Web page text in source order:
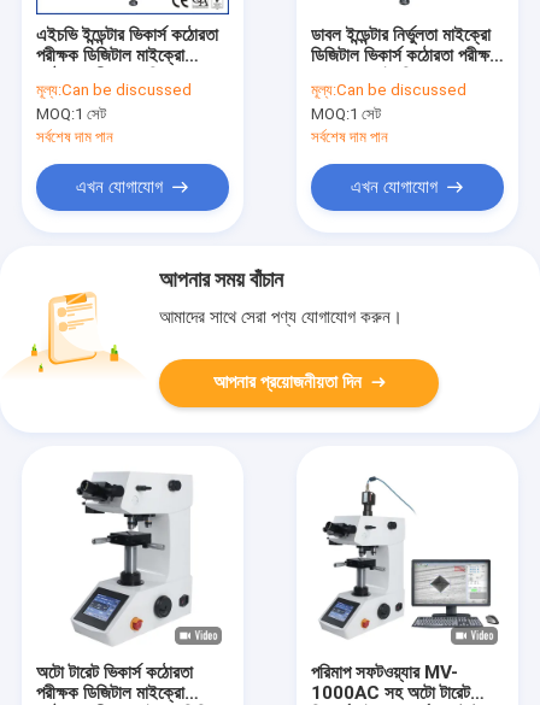
এইচভি ইন্ডেন্টার ভিকার্স কঠোরতা
পরীক্ষক ডিজিটাল মাইক্রো
মূল্য:Can be discussed
MOQ:1 সেট
সর্বশেষ দাম পান
এখন যোগাযোগ
ডাবল ইন্ডেন্টার নির্ভুলতা মাইক্রো
ডিজিটাল ভিকার্স কঠোরতা পরীক্ষক
-১০০০জেডকে
মূল্য:Can be discussed
MOQ:1 সেট
সর্বশেষ দাম পান
এখন যোগাযোগ
আপনার সময় বাঁচান
আমাদের সাথে সেরা পণ্য যোগাযোগ করুন।
আপনার প্রয়োজনীয়তা দিন
অটো টারেট ভিকার্স কঠোরতা
পরীক্ষক ডিজিটাল মাইক্রো
পরিমাপ সফটওয়্যার MV-
1000AC সহ অটো টারেট